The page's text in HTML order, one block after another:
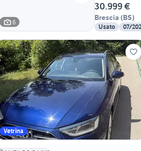
6
30.999 €
Brescia (BS)
Usato 07/
Vetrina